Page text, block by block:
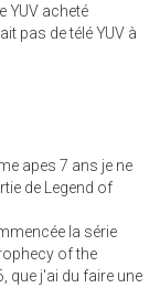
YUV acheté
pas de télé YUV à
apes 7 ans je ne
de Legend of
la série
of the
que j'ai du faire une